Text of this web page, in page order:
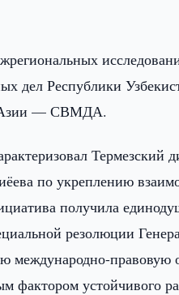
дел Республики
Азии — СВМДА.
Термезский
по укреплению
получила
резолюции
международно-правовую
фактором устойчивого